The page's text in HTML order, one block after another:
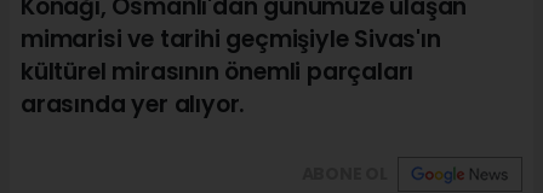
Konağı, Osmanlı'dan günümüze ulaşan
mimarisi ve tarihi geçmişiyle Sivas'ın
kültürel mirasının önemli parçaları
arasında yer alıyor.